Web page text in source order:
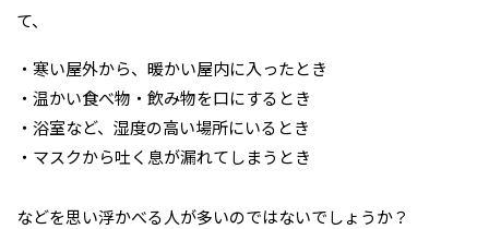
て、
・寒い屋外から、暖かい屋内に入ったとき
・温かい食べ物・飲み物を口にするとき
・浴室など、湿度の高い場所にいるとき
・マスクから吐く息が漏れてしまうとき
などを思い浮かべる人が多いのではないでしょうか？